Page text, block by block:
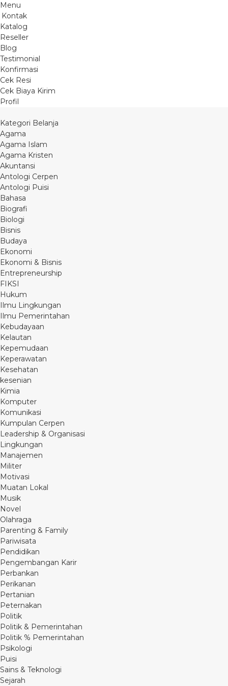
Menu
Kontak
Katalog
Reseller
Blog
Testimonial
Konfirmasi
Cek Resi
Cek Biaya Kirim
Profil
Kategori Belanja
Agama
Agama Islam
Agama Kristen
Akuntansi
Antologi Cerpen
Antologi Puisi
Bahasa
Biografi
Biologi
Bisnis
Budaya
Ekonomi
Ekonomi & Bisnis
Entrepreneurship
FIKSI
Hukum
Ilmu Lingkungan
Ilmu Pemerintahan
Kebudayaan
Kelautan
Kepemudaan
Keperawatan
Kesehatan
kesenian
Kimia
Komputer
Komunikasi
Kumpulan Cerpen
Leadership & Organisasi
Lingkungan
Manajemen
Militer
Motivasi
Muatan Lokal
Musik
Novel
Olahraga
Parenting & Family
Pariwisata
Pendidikan
Pengembangan Karir
Perbankan
Perikanan
Pertanian
Peternakan
Politik
Politik & Pemerintahan
Politik % Pemerintahan
Psikologi
Puisi
Sains & Teknologi
Sejarah